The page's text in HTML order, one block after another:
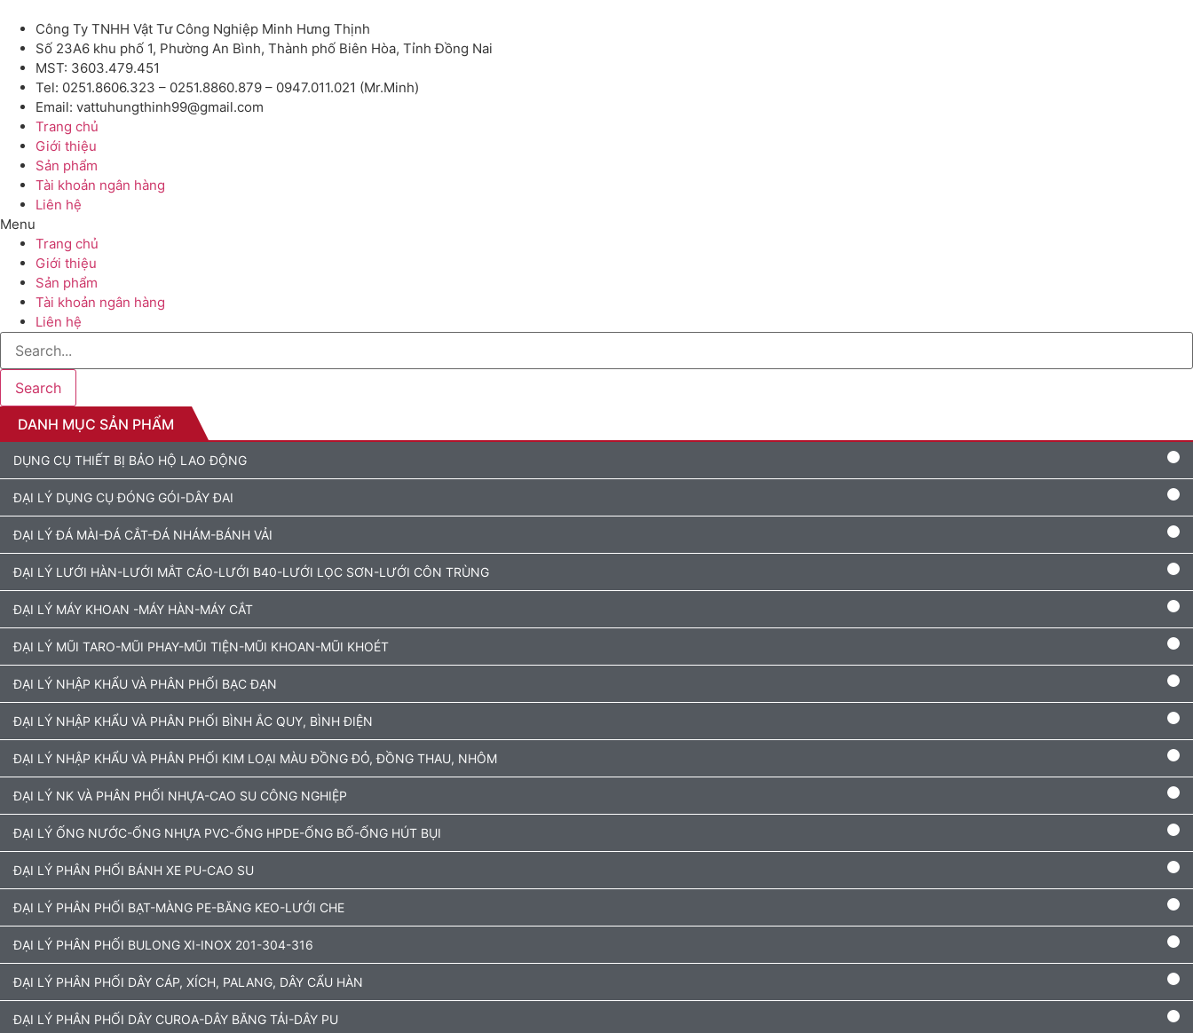
Công Ty TNHH Vật Tư Công Nghiệp Minh Hưng Thịnh
Số 23A6 khu phố 1, Phường An Bình, Thành phố Biên Hòa, Tỉnh Đồng Nai
MST: 3603.479.451
Tel: 0251.8606.323 – 0251.8860.879 – 0947.011.021 (Mr.Minh)
Email: vattuhungthinh99@gmail.com
Trang chủ
Giới thiệu
Sản phẩm
Tài khoản ngân hàng
Liên hệ
Menu
Trang chủ
Giới thiệu
Sản phẩm
Tài khoản ngân hàng
Liên hệ
Search
DANH MỤC SẢN PHẨM
DỤNG CỤ THIẾT BỊ BẢO HỘ LAO ĐỘNG
ĐẠI LÝ DỤNG CỤ ĐÓNG GÓI-DÂY ĐAI
ĐẠI LÝ ĐÁ MÀI-ĐÁ CẮT-ĐÁ NHÁM-BÁNH VẢI
ĐẠI LÝ LƯỚI HÀN-LƯỚI MẮT CÁO-LƯỚI B40-LƯỚI LỌC SƠN-LƯỚI CÔN TRÙNG
ĐẠI LÝ MÁY KHOAN -MÁY HÀN-MÁY CẮT
ĐẠI LÝ MŨI TARO-MŨI PHAY-MŨI TIỆN-MŨI KHOAN-MŨI KHOÉT
ĐẠI LÝ NHẬP KHẨU VÀ PHÂN PHỐI BẠC ĐẠN
ĐẠI LÝ NHẬP KHẨU VÀ PHÂN PHỐI BÌNH ẮC QUY, BÌNH ĐIỆN
ĐẠI LÝ NHẬP KHẨU VÀ PHÂN PHỐI KIM LOẠI MÀU ĐỒNG ĐỎ, ĐỒNG THAU, NHÔM
ĐẠI LÝ NK VÀ PHÂN PHỐI NHỰA-CAO SU CÔNG NGHIỆP
ĐẠI LÝ ỐNG NƯỚC-ỐNG NHỰA PVC-ỐNG HPDE-ỐNG BỐ-ỐNG HÚT BỤI
ĐẠI LÝ PHÂN PHỐI BÁNH XE PU-CAO SU
ĐẠI LÝ PHÂN PHỐI BẠT-MÀNG PE-BĂNG KEO-LƯỚI CHE
ĐẠI LÝ PHÂN PHỐI BULONG XI-INOX 201-304-316
ĐẠI LÝ PHÂN PHỐI DÂY CÁP, XÍCH, PALANG, DÂY CẨU HÀN
ĐẠI LÝ PHÂN PHỐI DÂY CUROA-DÂY BĂNG TẢI-DÂY PU